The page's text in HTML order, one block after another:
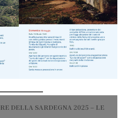
DELLA SARDEGNA 2025 – LE